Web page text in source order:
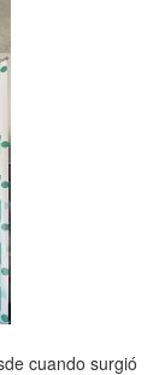
cuando surgió